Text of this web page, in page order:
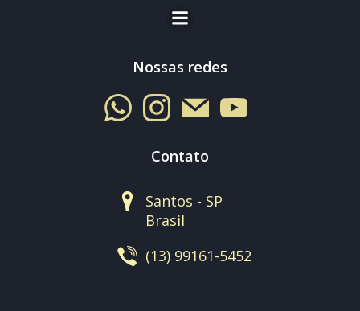
Nossas redes
Contato
Santos - SP
Brasil
(13) 99161-5452